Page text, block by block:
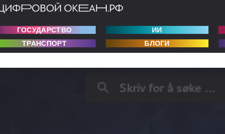
ГОСУДАРСТВО ИИ
ТРАНСПОРТ
БЛОГИ